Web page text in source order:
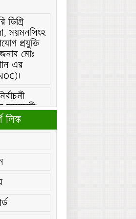
ময়মনসিংহ
প্রযুক্তি
মোঃ
এর
ফরম
পূরণ
ইং
ও
লিঙ্ক